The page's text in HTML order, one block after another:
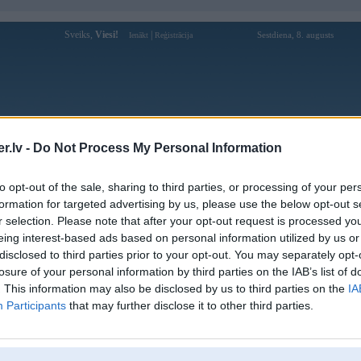
- Do Not Process My Personal Information
opt-out of the sale, sharing to third parties, or processing of your
for targeted advertising by us, please use the below opt-out
selection. Please note that after your opt-out request is processed
interest-based ads based on personal information utilized by us
to third parties prior to your opt-out. You may separately
of your personal information by third parties on the IAB’s list of
This information may also be disclosed by us to third parties on the
Participants that may further disclose it to other third parties.
Sveiks, Viesi! Ienākt Reģistrācija Sestdiena, 8. augusts
Forums Galerijas Reģistrācija Lietotāji
Lietotāja mm88rent1 profils
Lietotājvārds:
mm88rent1
Ziņojumi forumā:
0
Pēdējie ziņojumi forumā